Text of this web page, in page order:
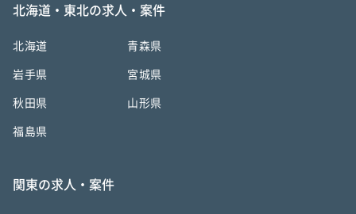
北海道・東北の求人・案件
北海道 青森県
岩手県 宮城県
秋田県 山形県
福島県
関東の求人・案件